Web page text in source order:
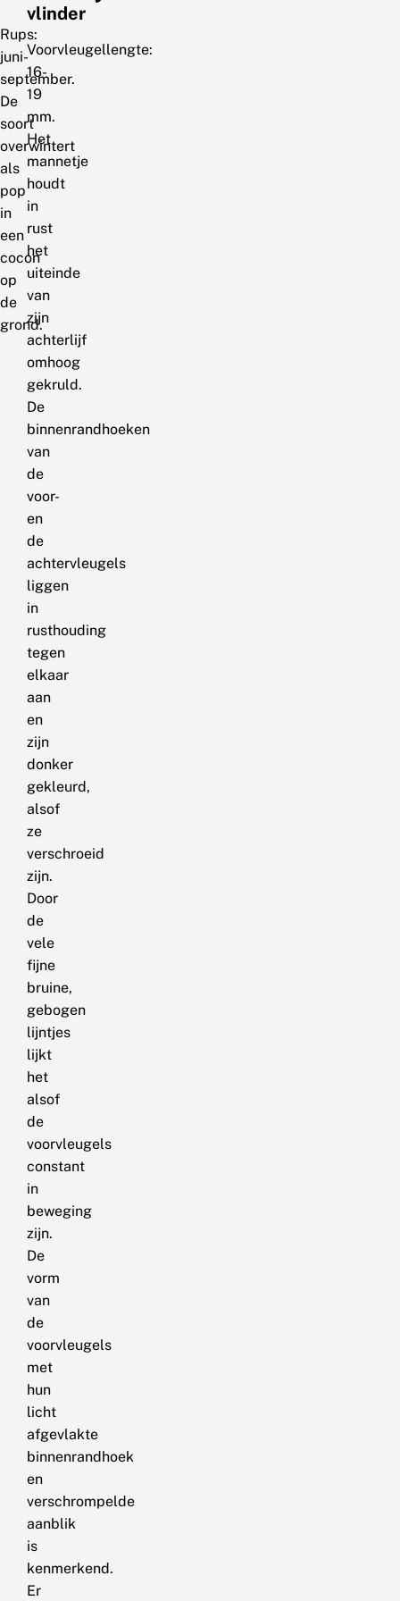
Rups:
juni-
september.
De
soort
overwintert
als
pop
in
een
cocon
op
de
grond.
vlinder
Voorvleugellengte:
16-
19
mm.
Het
mannetje
houdt
in
rust
het
uiteinde
van
zijn
achterlijf
omhoog
gekruld.
De
binnenrandhoeken
van
de
voor-
en
de
achtervleugels
liggen
in
rusthouding
tegen
elkaar
aan
en
zijn
donker
gekleurd,
alsof
ze
verschroeid
zijn.
Door
de
vele
fijne
bruine,
gebogen
lijntjes
lijkt
het
alsof
de
voorvleugels
constant
in
beweging
zijn.
De
vorm
van
de
voorvleugels
met
hun
licht
afgevlakte
binnenrandhoek
en
verschrompelde
aanblik
is
kenmerkend.
Er